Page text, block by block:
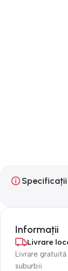
Specificații
Informații
Livrare
Livrare gratuită
suburbii.